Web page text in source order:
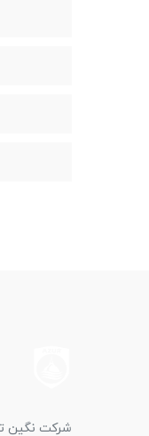
شرکت نگین